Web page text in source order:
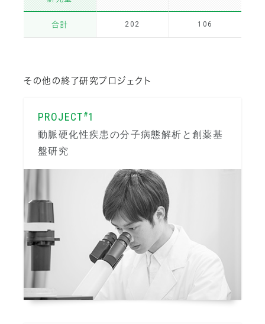
合計 202 106
その他の終了研究プロジェクト
PROJECT#1
動脈硬化性疾患の分子病態解析と創薬基
盤研究